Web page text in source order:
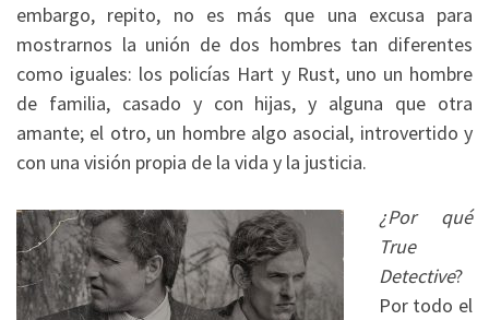
embargo, repito, no es más que una excusa para
mostrarnos la unión de dos hombres tan diferentes
como iguales: los policías Hart y Rust, uno un hombre
de familia, casado y con hijas, y alguna que otra
amante; el otro, un hombre algo asocial, introvertido y
con una visión propia de la vida y la justicia.
¿Por qué
True
Detective?
Por todo el